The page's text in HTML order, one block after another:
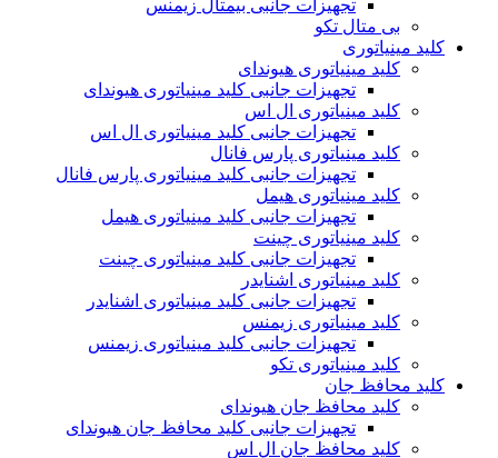
تجهیزات جانبی بیمتال زیمنس
بی متال تکو
کلید مینیاتوری
کلید مینیاتوری هیوندای
تجهیزات جانبی کلید مینیاتوری هیوندای
کلید مینیاتوری ال اس
تجهیزات جانبی کلید مینیاتوری ال اس
کلید مینیاتوری پارس فانال
تجهیزات جانبی کلید مینیاتوری پارس فانال
کلید مینیاتوری هیمل
تجهیزات جانبی کلید مینیاتوری هیمل
کلید مینیاتوری چینت
تجهیزات جانبی کلید مینیاتوری چینت
کلید مینیاتوری اشنایدر
تجهیزات جانبی کلید مینیاتوری اشنایدر
کلید مینیاتوری زیمنس
تجهیزات جانبی کلید مینیاتوری زیمنس
کلید مینیاتوری تکو
کلید محافظ جان
کلید محافظ جان هیوندای
تجهیزات جانبی کلید محافظ جان هیوندای
کلید محافظ جان ال اس